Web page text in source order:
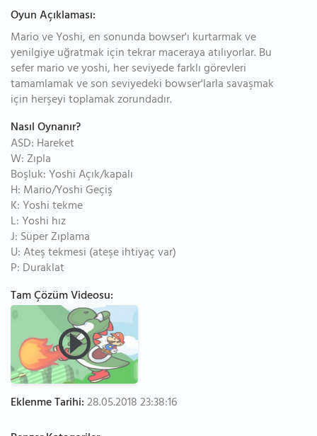
Oyun Açıklaması:
Mario ve Yoshi, en sonunda bowser'ı kurtarmak ve
yenilgiye uğratmak için tekrar maceraya atılıyorlar. Bu
sefer mario ve yoshi, her seviyede farklı görevleri
tamamlamak ve son seviyedeki bowser'larla savaşmak
için herşeyi toplamak zorundadır.
Nasıl Oynanır?
ASD: Hareket
W: Zıpla
Boşluk: Yoshi Açık/kapalı
H: Mario/Yoshi Geçiş
K: Yoshi tekme
L: Yoshi hız
J: Süper Zıplama
U: Ateş tekmesi (ateşe ihtiyaç var)
P: Duraklat
Tam Çözüm Videosu:
Eklenme Tarihi:28.05.2018 23:38:16